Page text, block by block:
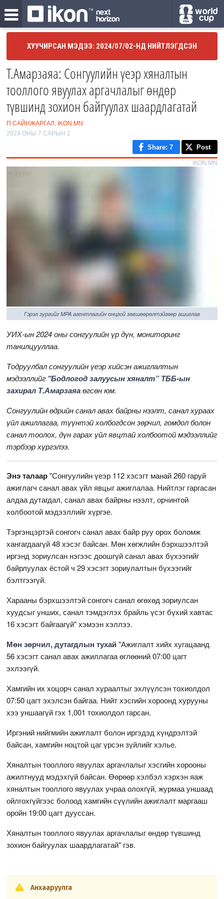
ХУУЧИРСАН МЭДЭЭ: 2024/07/02-НД НИЙТЛЭГДСЭН
Т.Амарзаяа: Сонгуулийн үеэр хяналтын
тооллого явуулах аргачлалыг өндөр
түвшинд зохион байгуулах шаардлагатай
П.САЙНЖАРГАЛ, IKON.MN
2024 ОНЫ 7 САРЫН 2
Share: 7 Post
IKON.MN
Гэрэл зургийг MPA агентлагийн онцгой зөвшөөрөлтэйгөөр ашиглав
УИХ-ын 2024 оны сонгуулийн үр дүн, мониторинг
танилцууллаа.
Тодруулбал сонгуулийн үеэр хийсэн ажиглалтын
мэдээллийг "Бодлогод залуусын хяналт” ТББ-ын
захирал Т.Амарзаяаөгсөн юм.
Сонгуулийн өдрийн санал авах байрны нээлт, санал хураах
үйл ажиллагаа, түүнтэй холбогдсон зөрчил, гомдол болон
санал тоолох, дүн гарах үйл явцтай холбоотой мэдээллийг
тэрбээр хүргэлээ.
Энэ талаар"Сонгуулийн үеэр 112 хэсэгт манай 260 гаруй
ажиглагч санал авах үйл явцыг ажиглалаа. Нийтлэг гаргасан
алдаа дутагдал, санал авах байрны нээлт, орчинтой
холбоотой мэдээллийг хүргэе.
Тэргэнцэртэй сонгогч санал авах байр руу орох боломж
хангагдаагүй 48 хэсэг байсан. Мөн хөгжлийн бэрхшээлтэй
иргэнд зориулсан нэгээс доошгүй санал авах бүхээгийг
байрлуулах ёстой ч 29 хэсэгт зориулалтын бүхээгийг
бэлтгээгүй.
Харааны бэрхшээлтэй сонгогч санал өгөхөд зориулсан
хуудсыг унших, санал тэмдэглэх брайль үсэг бүхий хавтас
16 хэсэгт байгаагүй" хэмээн хэллээ.
Мөн зөрчил, дутагдлын тухай"Ажиглалт хийх хугацаанд
56 хэсэгт санал авах ажиллагаа өглөөний 07:00 цагт
эхлээгүй.
Хамгийн их хоцорч санал хураалтыг эхлүүлсэн тохиолдол
07:50 цагт эхэлсэн байгаа. Нийт хэсгийн хороонд хурууны
хээ уншаагүй гэх 1,001 тохиолдол гарсан.
Иргэний нийгмийн ажиглалт болон иргэдэд хүндрэлтэй
байсан, хамгийн ноцтой цаг үрсэн зүйлийг хэлье.
Хяналтын тооллого явуулах аргачлалыг хэсгийн хорооны
ажилтнууд мэдэхгүй байсан. Өөрөөр хэлбэл хэрхэн яаж
хяналтын тооллого явуулах учраа олохгүй, журмаа уншаад
ойлгохгүйгээс болоод хамгийн сүүлийн ажиглалт маргааш
оройн 19:00 цагт дууссан.
Хяналтын тооллого явуулах аргачлалыг өндөр түвшинд
зохион байгуулах шаардлагатай" гэв.
Анхааруулга